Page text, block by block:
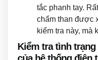
tắc phanh tay.
chấm than được
kiểm tra này, mà
Kiểm tra tình